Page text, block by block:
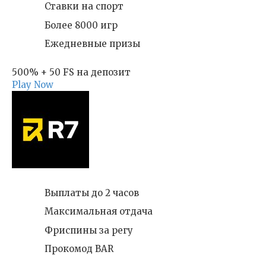
Ставки на спорт
Более 8000 игр
Ежедневные призы
500% + 50 FS на депозит
Play Now
Выплаты до 2 часов
Максимальная отдача
Фриспины за регу
Прокомод BAR